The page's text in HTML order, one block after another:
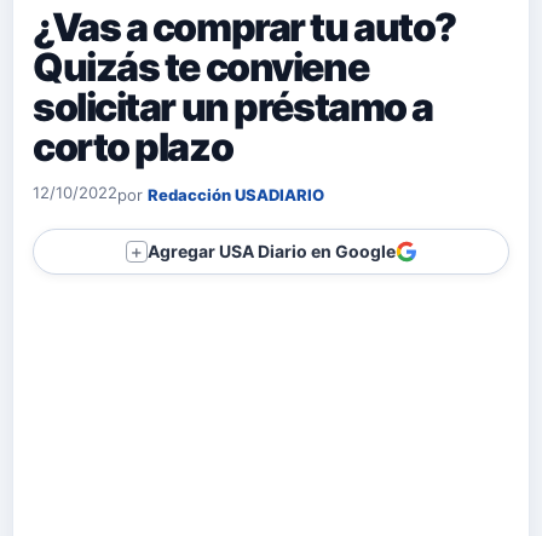
¿Vas a comprar tu auto?
Quizás te conviene
solicitar un préstamo a
corto plazo
12/10/2022por Redacción USADIARIO
＋ Agregar USA Diario en Google